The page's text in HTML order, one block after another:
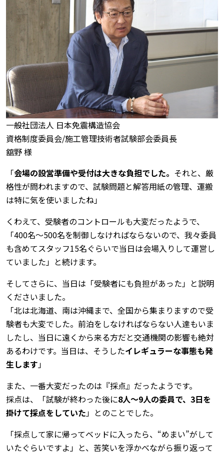
一般社団法人 日本免震構造協会
資格制度委員会/施工管理技術者試験部会委員長
舘野 様
「会場の設営準備や受付は大きな負担でした。 それと、厳
格性が問われますので、試験問題と解答用紙の管理、運搬
は特に気を使いましたね」
くわえて、受験者のコントロールも大変だったようで、
「400名～500名を制御しなければならないので、我々委員
も含めてスタッフ15名ぐらいで当日は会場入りして運営し
ていました」と続けます。
そしてさらに、当日は「受験者にも負担があった」と説明
くださいました。
「北は北海道、南は沖縄まで、全国から集まりますので受
験者も大変でした。前泊をしなければならない人達もいま
したし、当日に遠くから来る方だと交通機関の影響も絶対
あるわけです。当日は、そうしたイレギュラーな事態も発
生します 」
また、一番大変だったのは『採点』だったようです。
採点は、「試験が終わった後に8人～9人の委員で、3日を
掛けて採点をしていた 」とのことでした。
「採点して家に帰ってベッドに入ったら、“めまい”がして
いたぐらいですよ」と、苦笑いを浮かべながら振り返って